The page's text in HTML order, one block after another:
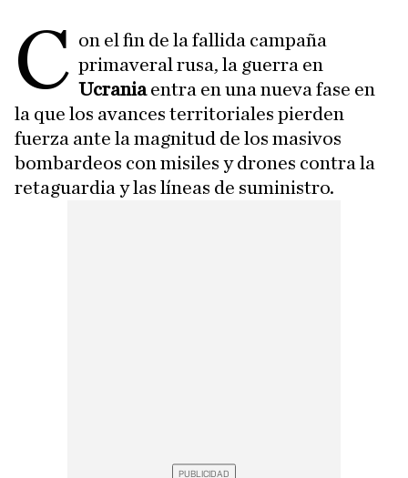
C on el fin de la fallida campaña
primaveral rusa, la guerra en
Ucraniaentra en una nueva fase en
la que los avances territoriales pierden
fuerza ante la magnitud de los masivos
bombardeos con misiles y drones contra la
retaguardia y las líneas de suministro.